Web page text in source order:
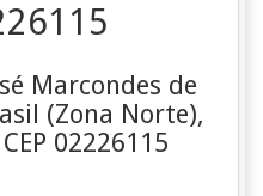
Marcondes de
(Zona Norte),
02226115